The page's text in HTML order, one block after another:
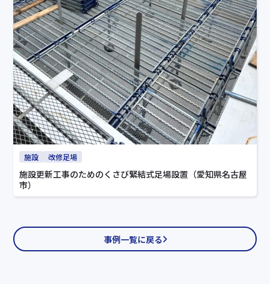
施設 改修足場
施設更新工事のためのくさび緊結式足場設置（愛知県名古屋
市）
事例一覧に戻る